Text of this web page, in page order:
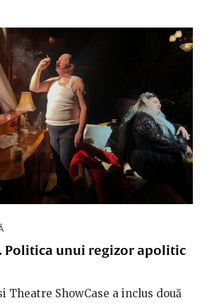
Politica unui regizor apolitic
Theatre ShowCase a inclus două